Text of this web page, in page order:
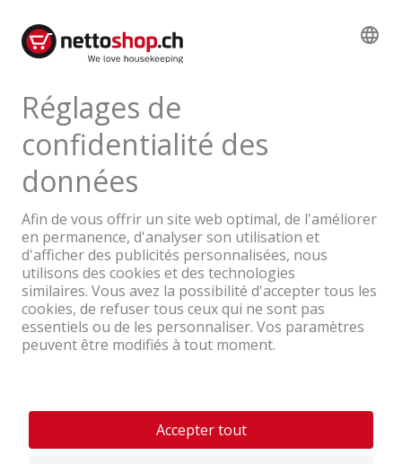
698.90
TVA & TAR comprise
Une entreprise du Groupe Coop